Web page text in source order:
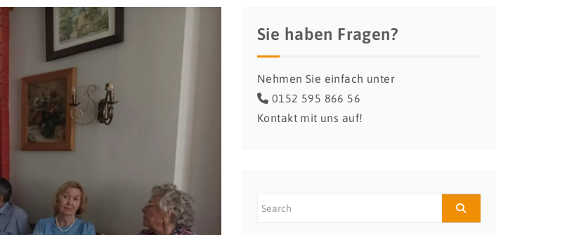
Sie haben Fragen?
Nehmen Sie einfach unter
0152 595 866 56
Kontakt mit uns auf!